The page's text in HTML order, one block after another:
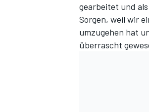
gearbeitet und
Sorgen, weil wir
umzugehen hat
überrascht